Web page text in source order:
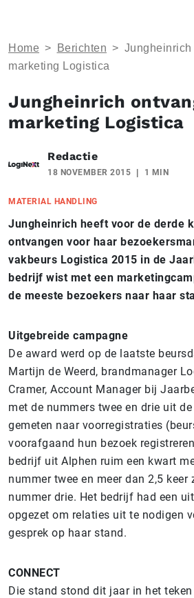
Home > Berichten >
marketing Logistica
Jungheinrich
marketing Logistica
Redactie
18 NOVEMBER 2015 1 MIN
MATERIAL HANDLING
Jungheinrich heeft voor de derde
ontvangen voor haar
vakbeurs Logistica 2015 in de
bedrijf wist met een
de meeste bezoekers naar haar
Uitgebreide campagne
De award werd op de laatste
Martijn de Weerd, brandmanager
Cramer, Account Manager bij
met de nummers twee en drie uit
gemeten naar voorregistraties
voorafgaand hun bezoek
bedrijf uit Alphen ruim een kwart
nummer twee en meer dan 2,5 keer
nummer drie. Het bedrijf had een
opgezet om relaties uit te nodigen
gesprek op haar stand.
CONNECT
Die stand stond dit jaar in het teken